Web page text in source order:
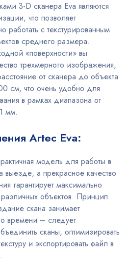
3-D сканера Eva являются
что позволяет
работать с текстурированным
среднего размера.
«поверхности» вы
трехмерного изображения,
от сканера до объекта
см, что очень удобно для
в рамках диапазона от
мм.
Artec Eva:
модель для работы в
выезде, а прекрасное качество
гарантирует максимально
объектов. Принцип
скана занимает
времени – следует
сканы, оптимизировать
и экспортировать файл в